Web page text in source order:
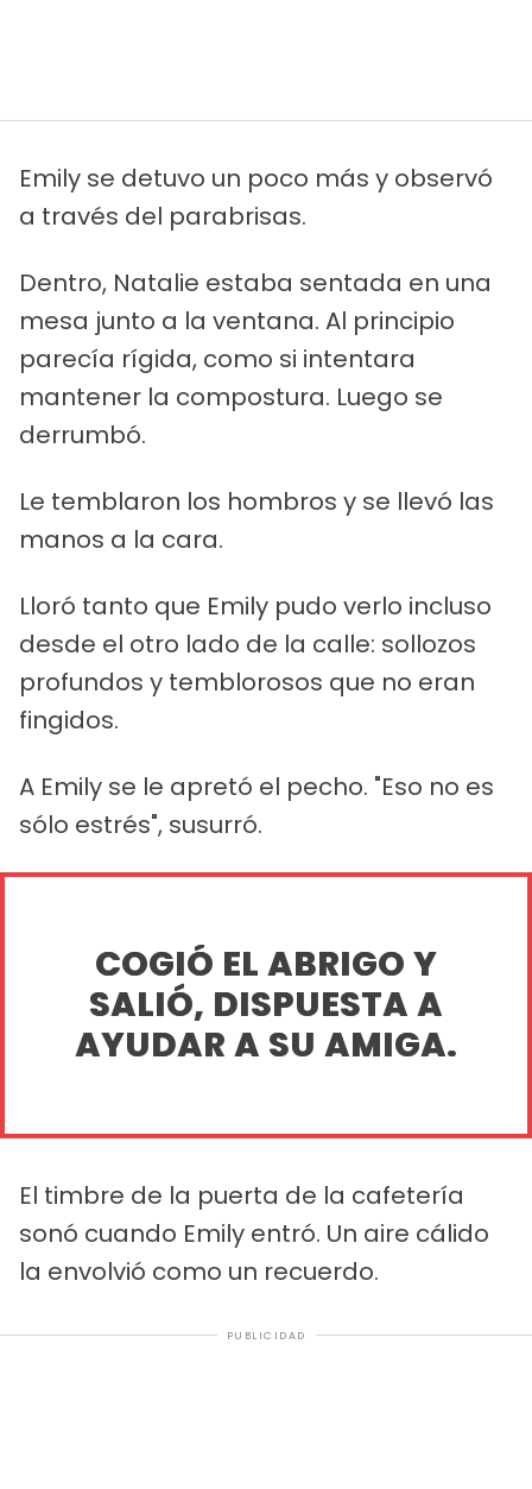
Emily se detuvo un poco más y observó
a través del parabrisas.
Dentro, Natalie estaba sentada en una
mesa junto a la ventana. Al principio
parecía rígida, como si intentara
mantener la compostura. Luego se
derrumbó.
Le temblaron los hombros y se llevó las
manos a la cara.
Lloró tanto que Emily pudo verlo incluso
desde el otro lado de la calle: sollozos
profundos y temblorosos que no eran
fingidos.
A Emily se le apretó el pecho. "Eso no es
sólo estrés", susurró.
COGIÓ EL ABRIGO Y
SALIÓ, DISPUESTA A
AYUDAR A SU AMIGA.
El timbre de la puerta de la cafetería
sonó cuando Emily entró. Un aire cálido
la envolvió como un recuerdo.
PUBLICIDAD